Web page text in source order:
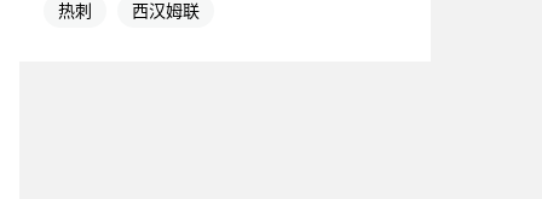
热刺 西汉姆联